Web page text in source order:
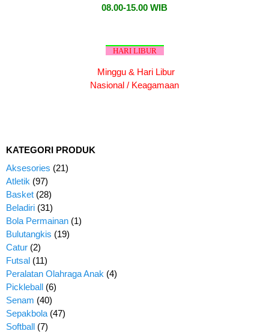
08.00-15.00 WIB
HARI LIBUR
Minggu & Hari Libur
Nasional / Keagamaan
KATEGORI PRODUK
Aksesories (21)
Atletik (97)
Basket (28)
Beladiri (31)
Bola Permainan (1)
Bulutangkis (19)
Catur (2)
Futsal (11)
Peralatan Olahraga Anak (4)
Pickleball (6)
Senam (40)
Sepakbola(47)
Softball (7)